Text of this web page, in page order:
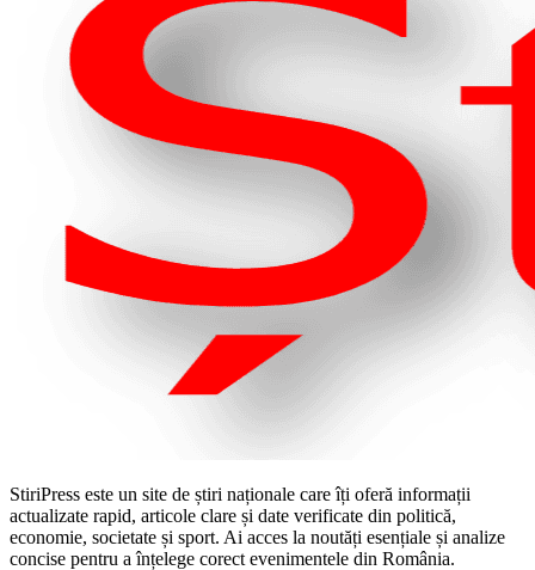
StiriPress este un site de știri naționale care îți oferă informații
actualizate rapid, articole clare și date verificate din politică,
economie, societate și sport. Ai acces la noutăți esențiale și analize
concise pentru a înțelege corect evenimentele din România.